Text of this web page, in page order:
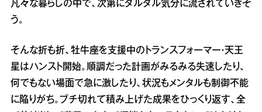
凡々な暮らしの中で、次第にダルダル気分に流されていきそ
う。
そんな折も折、牡牛座を支援中のトランスフォーマー・天王
星はハンスト開始。順調だった計画がみるみる失速したり、
何でもない場面で急に激したり、状況もメンタルも制御不能
に陥りがち。ブチ切れて積み上げた成果をひっくり返す、全